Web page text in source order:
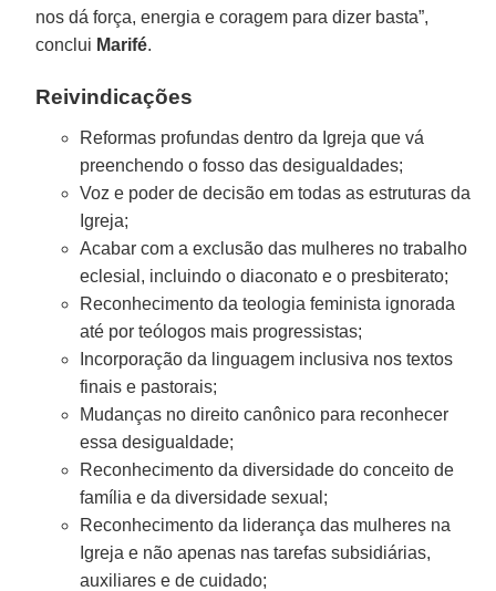
nos dá força, energia e coragem para dizer basta”,
conclui Marifé.
Reivindicações
Reformas profundas dentro da Igreja que vá
preenchendo o fosso das desigualdades;
Voz e poder de decisão em todas as estruturas da
Igreja;
Acabar com a exclusão das mulheres no trabalho
eclesial, incluindo o diaconato e o presbiterato;
Reconhecimento da teologia feminista ignorada
até por teólogos mais progressistas;
Incorporação da linguagem inclusiva nos textos
finais e pastorais;
Mudanças no direito canônico para reconhecer
essa desigualdade;
Reconhecimento da diversidade do conceito de
família e da diversidade sexual;
Reconhecimento da liderança das mulheres na
Igreja e não apenas nas tarefas subsidiárias,
auxiliares e de cuidado;